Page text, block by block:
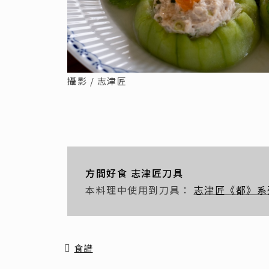
攝影 / 志津匠
方間好食 志津匠刀具
本料理中使用到刀具： 志津匠《都》
食譜